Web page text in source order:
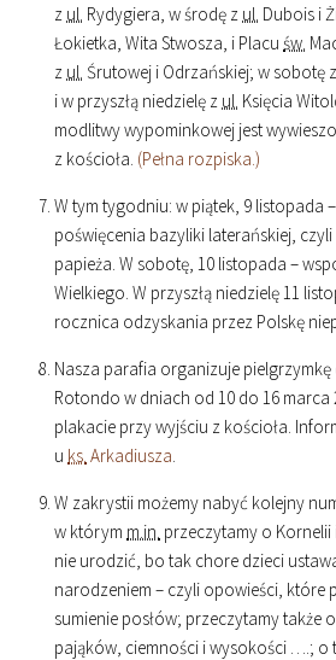
z ul. Rydygiera, w środę z ul. Dubois i
Łokietka, Wita Stwosza, i Placu św.
z ul. Śrutowej i Odrzańskiej; w sobotę z
i w przyszłą niedzielę z ul. Księcia
modlitwy wypominkowej jest
z kościoła. (Pełna rozpiska.)
W tym tygodniu: w piątek, 9 listopada
poświęcenia bazyliki laterańskiej,
papieża. W sobotę, 10 listopada –
Wielkiego. W przyszłą niedzielę 11
rocznica odzyskania przez Polskę
Nasza parafia organizuje pielgrzymkę
Rotondo w dniach od 10 do 16 marca
plakacie przy wyjściu z kościoła.
u ks. Arkadiusza.
W zakrystii możemy nabyć kolejny
w którym m.in. przeczytamy o Kornelii
nie urodzić, bo tak chore dzieci
narodzeniem – czyli opowieści, które
sumienie posłów; przeczytamy także
pająków, ciemności i wysokości ….; o